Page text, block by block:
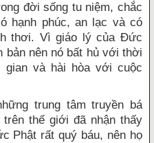
đời sống tu niệm, chắc
hạnh phúc, an lạc và có
thơi. Vì giáo lý của Ðức
bản nên nó bất hủ với thời
gian và hài hòa với cuộc
trung tâm truyền bá
thế giới đã nhận thấy
Phật rất quý báu, nên họ